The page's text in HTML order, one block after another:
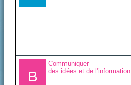
B
Communiquer
des idées et de l'information